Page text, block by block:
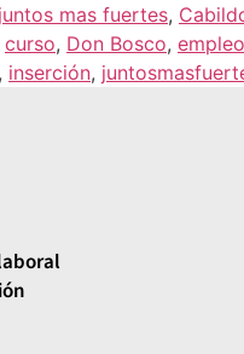
mas fuertes,
curso, Don Bosco, empleo
, inserción,